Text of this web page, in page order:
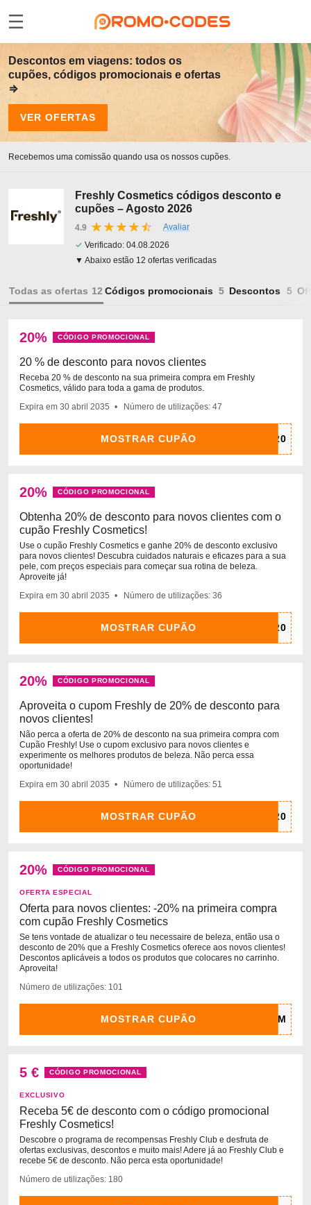
Descontos em viagens: todos os
cupões, códigos promocionais e ofertas
⇒
VER OFERTAS
Recebemos uma comissão quando usa os nossos cupões.
Freshly Cosmetics códigos desconto e
cupões – Agosto 2026
4.9
Avaliar
✓ Verificado: 04.08.2026
▼ Abaixo estão 12 ofertas verificadas
Todas as ofertas Códigos promocionais Descontos
20% CÓDIGO PROMOCIONAL
20 % de desconto para novos clientes
Receba 20 % de desconto na sua primeira compra em Freshly
Cosmetics, válido para toda a gama de produtos.
Expira em 30 abril 2035 Número de utilizações: 47
MOSTRAR CUPÃO
20% CÓDIGO PROMOCIONAL
Obtenha 20% de desconto para novos clientes com o
cupão Freshly Cosmetics!
Use o cupão Freshly Cosmetics e ganhe 20% de desconto exclusivo
para novos clientes! Descubra cuidados naturais e eficazes para a sua
pele, com preços especiais para começar sua rotina de beleza.
Aproveite já!
Expira em 30 abril 2035 Número de utilizações: 36
MOSTRAR CUPÃO
20% CÓDIGO PROMOCIONAL
Aproveita o cupom Freshly de 20% de desconto para
novos clientes!
Não perca a oferta de 20% de desconto na sua primeira compra com
Cupão Freshly! Use o cupom exclusivo para novos clientes e
experimente os melhores produtos de beleza. Não perca essa
oportunidade!
Expira em 30 abril 2035 Número de utilizações: 51
MOSTRAR CUPÃO
20% CÓDIGO PROMOCIONAL
OFERTA ESPECIAL
Oferta para novos clientes: -20% na primeira compra
com cupão Freshly Cosmetics
Se tens vontade de atualizar o teu necessaire de beleza, então usa o
desconto de 20% que a Freshly Cosmetics oferece aos novos clientes!
Descontos aplicáveis a todos os produtos que colocares no carrinho.
Aproveita!
Número de utilizações: 101
MOSTRAR CUPÃO
5 € CÓDIGO PROMOCIONAL
EXCLUSIVO
Receba 5€ de desconto com o código promocional
Freshly Cosmetics!
Descobre o programa de recompensas Freshly Club e desfruta de
ofertas exclusivas, descontos e muito mais! Adere já ao Freshly Club e
recebe 5€ de desconto. Não perca esta oportunidade!
Número de utilizações: 180